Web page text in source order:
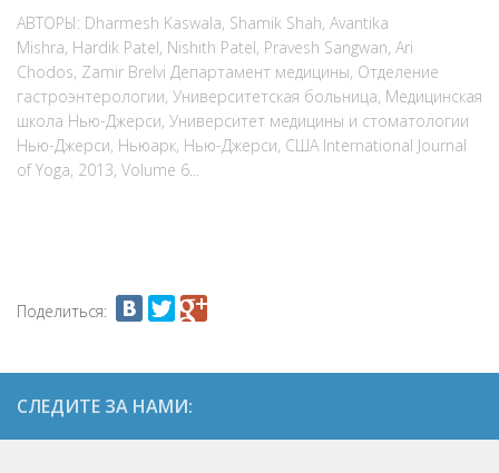
Фотоотчёт с Конференции 2012
Контакты
Курс «Йогатерапия»
АВТОРЫ: Dharmesh Kaswala, Shamik Shah, Avantika
Mishra, Hardik Patel, Nishith Patel, Pravesh Sangwan, Ari
Chodos, Zamir Brelvi Департамент медицины, Отделение
гастроэнтерологии, Университетская больница, Медицинская
школа Нью-Джерси, Университет медицины и стоматологии
Нью-Джерси, Ньюарк, Нью-Джерси, США International Journal
of Yoga, 2013, Volume 6...
Поделиться:
СЛЕДИТЕ ЗА НАМИ: